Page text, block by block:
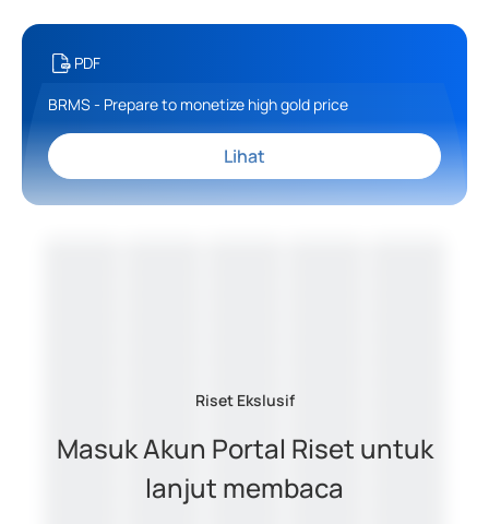
PDF
BRMS - Prepare to monetize high gold price
Lihat
Riset Ekslusif
Masuk Akun Portal Riset untuk
lanjut membaca